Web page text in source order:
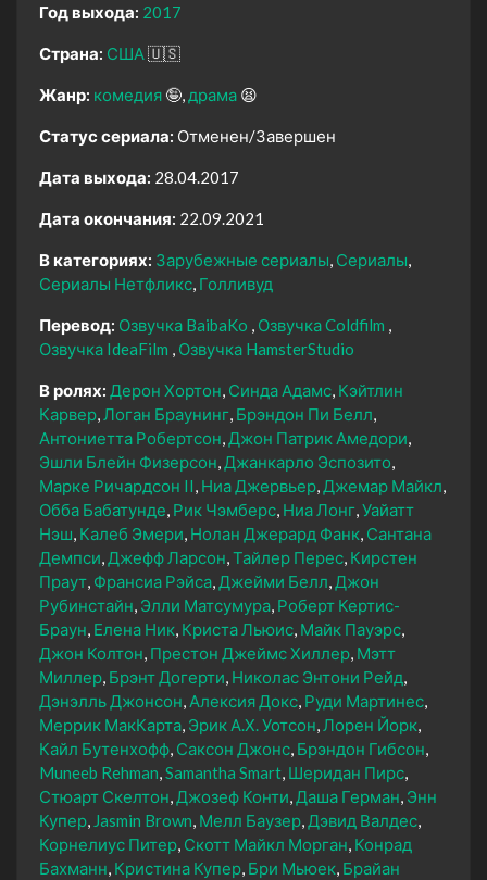
Год выхода: 2017
Страна: США 🇺🇸
Жанр: комедия 🤪 драма 😫
Статус сериала: Отменен/Завершен
Дата выхода: 28.04.2017
Дата окончания: 22.09.2021
В категориях: Зарубежные сериалы Сериалы
Сериалы Нетфликс Голливуд
Перевод: Озвучка BaibaKo
Озвучка Coldfilm
Озвучка IdeaFilm
Озвучка HamsterStudio
В ролях: Дерон Хортон Синда Адамс Кэйтлин
Карвер Логан Браунинг Брэндон Пи Белл
Антониетта Робертсон Джон Патрик Амедори
Эшли Блейн Физерсон Джанкарло Эспозито
Марке Ричардсон II Ниа Джервьер Джемар Майкл
Обба Бабатунде Рик Чэмберс Ниа Лонг Уайатт
Нэш Калеб Эмери Нолан Джерард Фанк Сантана
Демпси Джефф Ларсон Тайлер Перес Кирстен
Праут Франсиа Рэйса Джейми Белл Джон
Рубинстайн Элли Матсумура Роберт Кертис-
Браун Елена Ник Криста Льюис Майк Пауэрс
Джон Колтон Престон Джеймс Хиллер Мэтт
Миллер Брэнт Догерти Николас Энтони Рейд
Дэнэлль Джонсон Алексия Докс Руди Мартинес
Меррик МакКарта Эрик А.Х. Уотсон Лорен Йорк
Кайл Бутенхофф Саксон Джонс Брэндон Гибсон
Muneeb Rehman Samantha Smart Шеридан Пирс
Стюарт Скелтон Джозеф Конти Даша Герман Энн
Купер Jasmin Brown Мелл Баузер Дэвид Валдес
Корнелиус Питер Скотт Майкл Морган Конрад
Бахманн Кристина Купер Бри Мьюек Брайан